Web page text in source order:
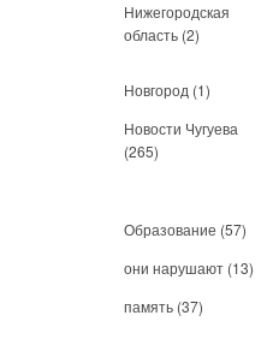
Нижегородская
область (2)
Новгород (1)
Новости Чугуева
(265)
Образование (57)
они нарушают (13)
память (37)